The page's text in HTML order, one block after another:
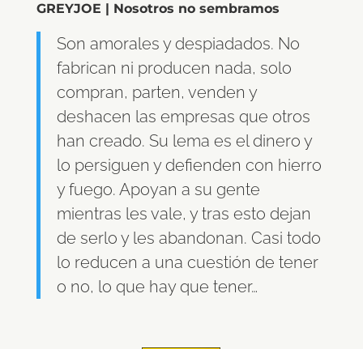
GREYJOE | Nosotros no sembramos
Son amorales y despiadados. No
fabrican ni producen nada, solo
compran, parten, venden y
deshacen las empresas que otros
han creado. Su lema es el dinero y
lo persiguen y defienden con hierro
y fuego. Apoyan a su gente
mientras les vale, y tras esto dejan
de serlo y les abandonan. Casi todo
lo reducen a una cuestión de tener
o no, lo que hay que tener…